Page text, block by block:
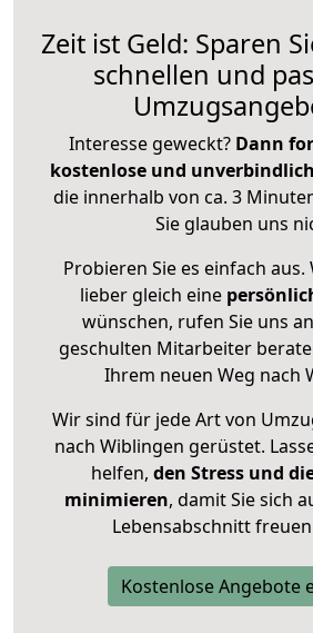
Zeit ist Geld: Sparen
schnellen und
Interesse geweckt? Dann
kostenlose und
die innerhalb von ca. 3
Sie glauben uns
Probieren Sie es einfach aus.
lieber gleich eine
wünschen, rufen Sie uns
geschulten Mitarbeiter
Ihrem neuen Weg nach
Wir sind für jede Art von
nach Wiblingen gerüstet.
helfen, den Stress und
minimieren, damit Sie sich
Lebensabschnitt
Kostenlose Angebote